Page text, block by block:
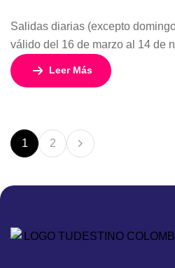
Salidas diarias (excepto
válido del 16 de marzo al 14 de
Descubre Turquía: un viaje que
paisajes únicos “Turquía
Durante 10 […]
Leer Más
1 2